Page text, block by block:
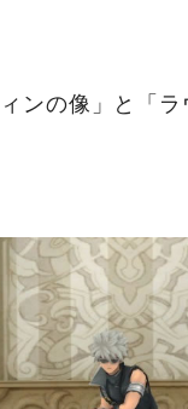
ンの像」と「